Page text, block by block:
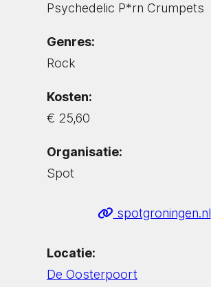
Psychedelic P*rn Crumpets
Genres:
Rock
Kosten:
€ 25,60
Organisatie:
Spot
spotgroningen.nl
Locatie:
De Oosterpoort